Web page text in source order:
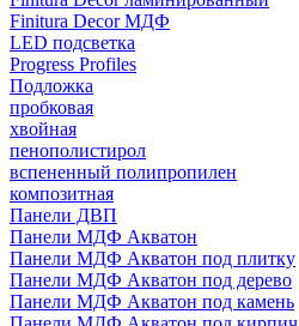
Finitura Decor МДФ
LED подсветка
Progress Profiles
Подложка
пробковая
хвойная
пенополистирол
вспененный полипропилен
композитная
Панели ДВП
Панели МДФ Акватон
Панели МДФ Акватон под плитку
Панели МДФ Акватон под дерево
Панели МДФ Акватон под камень